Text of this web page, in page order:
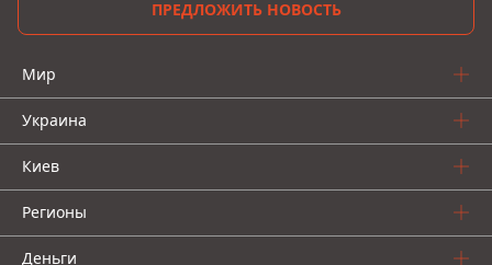
ПРЕДЛОЖИТЬ НОВОСТЬ
Мир
Украина
Киев
Регионы
Деньги